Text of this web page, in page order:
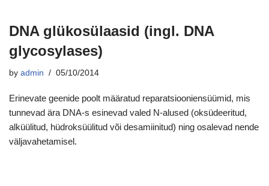
DNA glükosülaasid (ingl. DNA
glycosylases)
by admin 05/10/2014
Erinevate geenide poolt määratud reparatsiooniensüümid, mis
tunnevad ära DNA-s esinevad valed N-alused (oksüdeeritud,
alküülitud, hüdroksüülitud või desamiinitud) ning osalevad nende
väljavahetamisel.